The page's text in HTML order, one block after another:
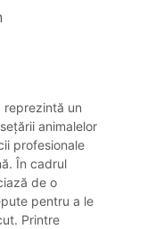
reprezintă un
animalelor
profesionale
În cadrul
de o
pentru a le
Printre